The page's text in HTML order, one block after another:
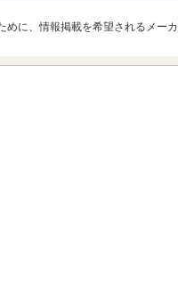
めに、情報掲載を希望されるメー